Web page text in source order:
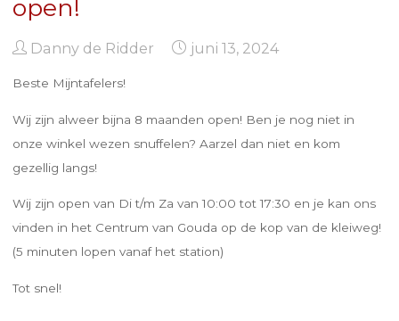
open!
Danny de Ridder juni 13, 2024
Beste Mijntafelers!
Wij zijn alweer bijna 8 maanden open! Ben je nog niet in
onze winkel wezen snuffelen? Aarzel dan niet en kom
gezellig langs!
Wij zijn open van Di t/m Za van 10:00 tot 17:30 en je kan ons
vinden in het Centrum van Gouda op de kop van de kleiweg!
(5 minuten lopen vanaf het station)
Tot snel!